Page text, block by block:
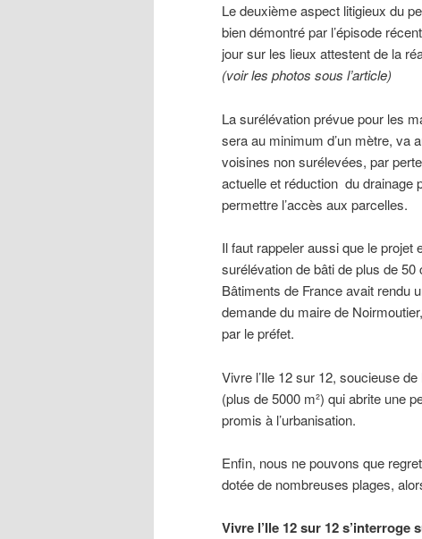
Le deuxième aspect litigieux du
bien démontré par l’épisode
jour sur les lieux attestent de la
(voir les photos sous l’article)
La surélévation prévue pour les
sera au minimum d’un mètre, va
voisines non surélevées, par
actuelle et réduction du drainage
permettre l’accès aux parcelles.
Il faut rappeler aussi que le
surélévation de bâti de plus de
Bâtiments de France avait rendu
demande du maire de
par le préfet.
Vivre l’Ile 12 sur 12, soucieuse
(plus de 5000 m²) qui abrite une
promis à l’urbanisation.
Enfin, nous ne pouvons que
dotée de nombreuses plages,
Vivre l’Ile 12 sur 12 s’interroge